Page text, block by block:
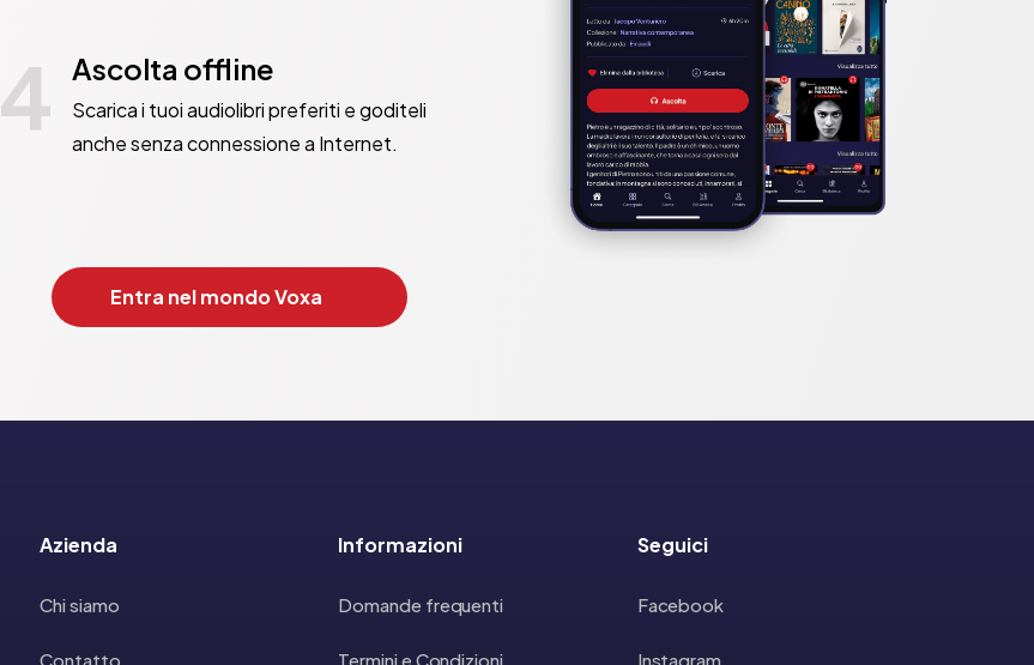
4 Ascolta offline
Scarica i tuoi audiolibri preferiti e goditeli
anche senza connessione a Internet.
Entra nel mondo Voxa
Azienda
Chi siamo
Contatto
Informazioni
Domande frequenti
Termini e Condizioni
Seguici
Facebook
Instagram